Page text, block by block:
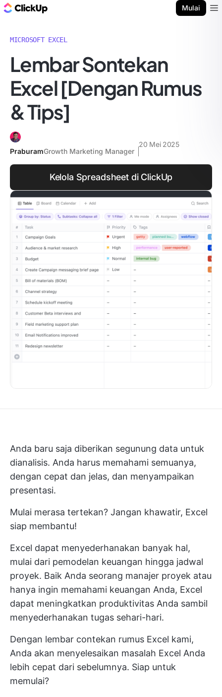
Mulai
MICROSOFT EXCEL
Lembar Sontekan
Excel [Dengan Rumus
& Tips]
PraburamGrowth Marketing Manager
20 Mei 2025
Kelola Spreadsheet di ClickUp
Anda baru saja diberikan segunung data untuk
dianalisis. Anda harus memahami semuanya,
dengan cepat dan jelas, dan menyampaikan
presentasi.
Mulai merasa tertekan? Jangan khawatir, Excel
siap membantu!
Excel dapat menyederhanakan banyak hal,
mulai dari pemodelan keuangan hingga jadwal
proyek. Baik Anda seorang manajer proyek atau
hanya ingin memahami keuangan Anda, Excel
dapat meningkatkan produktivitas Anda sambil
menyederhanakan tugas sehari-hari.
Dengan lembar contekan rumus Excel kami,
Anda akan menyelesaikan masalah Excel Anda
lebih cepat dari sebelumnya. Siap untuk
memulai?